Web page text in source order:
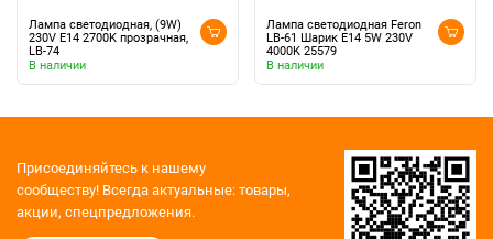
Лампа светодиодная, (9W)
230V E14 2700K прозрачная,
LB-74
В наличии
Лампа светодиодная Feron
LB-61 Шарик E14 5W 230V
4000K 25579
В наличии
Присоединяйтесь к нашему
сообществу! Всегда актуальные: товары,
акции, спецпредложения.